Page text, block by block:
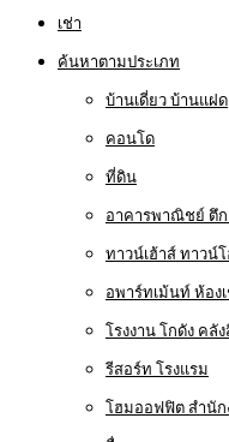
เช่า
ค้นหาตามประเภท
บ้านเดี่ยว บ้านแฝด
คอนโด
ที่ดิน
อาคารพาณิชย์ ตึ
ทาวน์เฮ้าส์ ทาวน์
อพาร์ทเม้นท์ ห้อง
โรงงาน โกดัง คลั
รีสอร์ท โรงแรม
โฮมออฟฟิต สำนั